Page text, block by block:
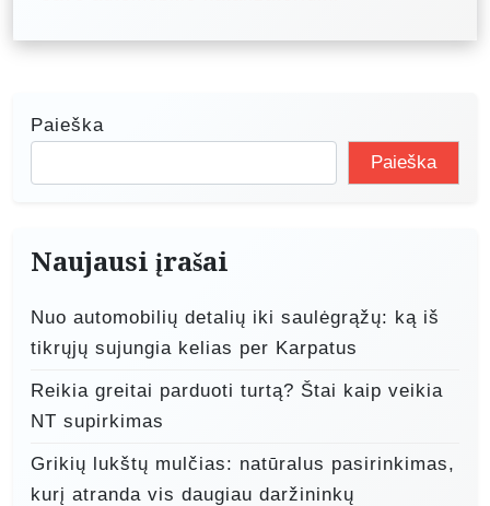
c
Paieška
Paieška
Naujausi įrašai
Nuo automobilių detalių iki saulėgrąžų: ką iš
tikrųjų sujungia kelias per Karpatus
Reikia greitai parduoti turtą? Štai kaip veikia
NT supirkimas
Grikių lukštų mulčias: natūralus pasirinkimas,
kurį atranda vis daugiau daržininkų